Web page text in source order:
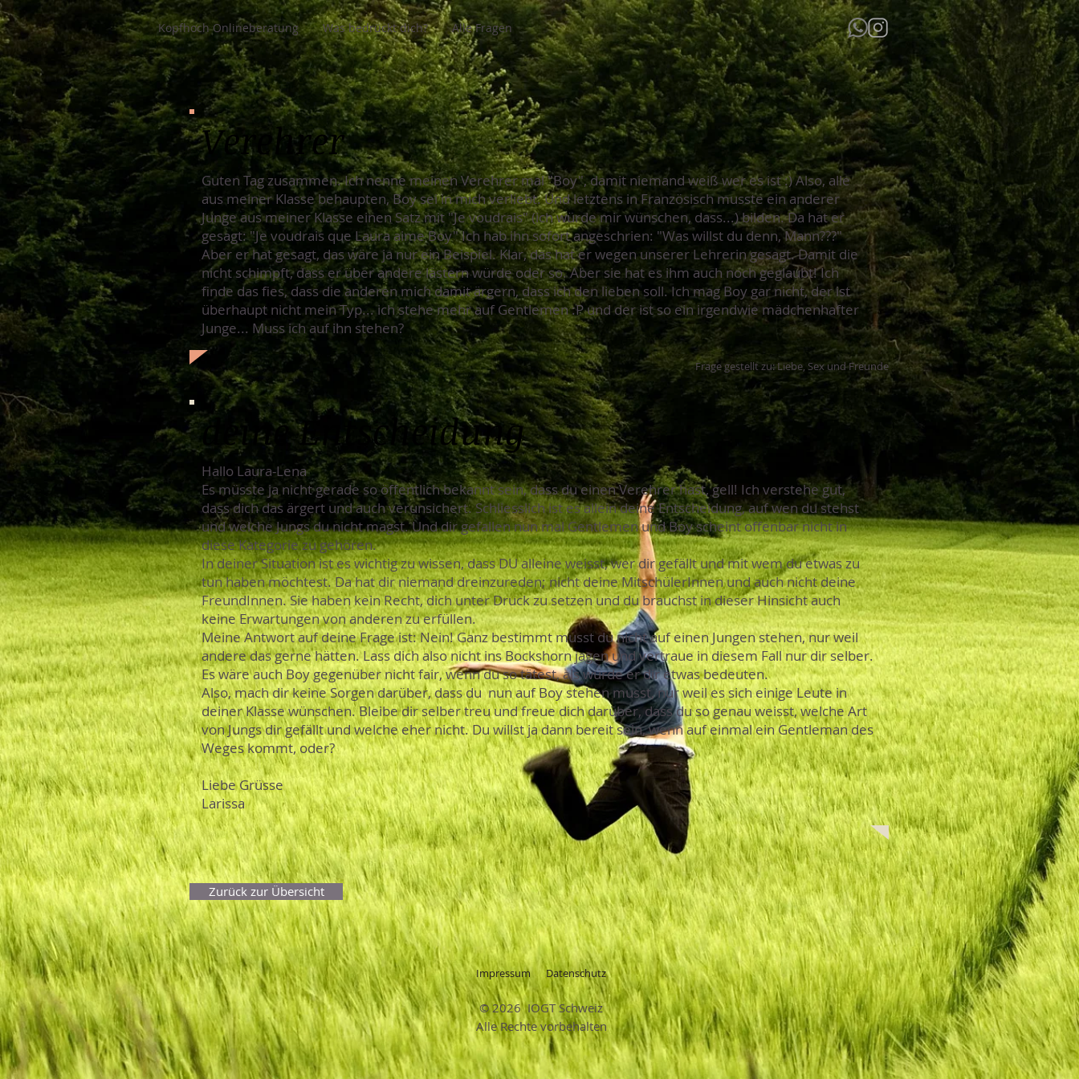
Kopfhoch Onlineberatung Was bedrückt dich? Alle Fragen
Verehrer
Guten Tag zusammen. Ich nenne meinen Verehrer mal "Boy", damit niemand weiß wer es ist :) Also, alle
aus meiner Klasse behaupten, Boy sei in mich verliebt. Und letztens in Französisch musste ein anderer
Junge aus meiner Klasse einen Satz mit "Je voudrais" (ich würde mir wünschen, dass...) bilden. Da hat er
gesagt: "Je voudrais que Laura aime Boy" Ich hab ihn sofort angeschrien: "Was willst du denn, Mann???"
Aber er hat gesagt, das wäre ja nur ein Beispiel. Klar, das hat er wegen unserer Lehrerin gesagt. Damit die
nicht schimpft, dass er über andere lästern würde oder so. Aber sie hat es ihm auch noch geglaubt! Ich
finde das fies, dass die anderen mich damit ärgern, dass ich den lieben soll. Ich mag Boy gar nicht, der ist
überhaupt nicht mein Typ... ich stehe mehr auf Gentlemen :P und der ist so ein irgendwie mädchenhafter
Junge... Muss ich auf ihn stehen?
Frage gestellt zu: Liebe, Sex und Freunde
deine Entscheidung
Hallo Laura-Lena
Es müsste ja nicht gerade so öffentlich bekannt sein, dass du einen Verehrer hast, gell! Ich verstehe gut,
dass dich das ärgert und auch verunsichert. Schliesslich ist es allein deine Entscheidung, auf wen du stehst
und welche Jungs du nicht magst. Und dir gefallen nun mal Gentlemen und Boy scheint offenbar nicht in
diese Kategorie zu gehören.
In deiner Situation ist es wichtig zu wissen, dass DU alleine weisst, wer dir gefällt und mit wem du etwas zu
tun haben möchtest. Da hat dir niemand dreinzureden; nicht deine MitschülerInnen und auch nicht deine
FreundInnen. Sie haben kein Recht, dich unter Druck zu setzen und du brauchst in dieser Hinsicht auch
keine Erwartungen von anderen zu erfüllen.
Meine Antwort auf deine Frage ist: Nein! Ganz bestimmt musst du nicht auf einen Jungen stehen, nur weil
andere das gerne hätten. Lass dich also nicht ins Bockshorn jagen und vertraue in diesem Fall nur dir selber.
Es wäre auch Boy gegenüber nicht fair, wenn du so tätest, als würde er dir etwas bedeuten.
Also, mach dir keine Sorgen darüber, dass du nun auf Boy stehen musst, nur weil es sich einige Leute in
deiner Klasse wünschen. Bleibe dir selber treu und freue dich darüber, dass du so genau weisst, welche Art
von Jungs dir gefällt und welche eher nicht. Du willst ja dann bereit sein, wenn auf einmal ein Gentleman des
Weges kommt, oder?
Liebe Grüsse
Larissa
Zurück zur Übersicht
Impressum Datenschutz
© 2026 IOGT Schweiz
Alle Rechte vorbehalten